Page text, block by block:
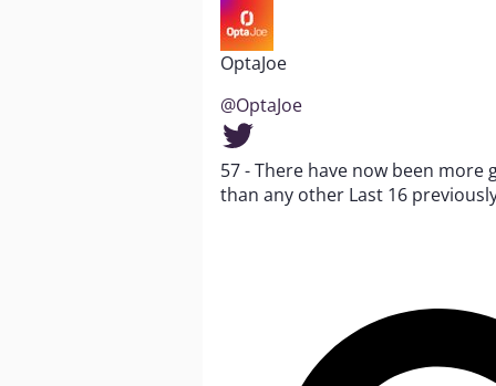
OptaJoe
@OptaJoe
57 - There have now been more
than any other Last 16